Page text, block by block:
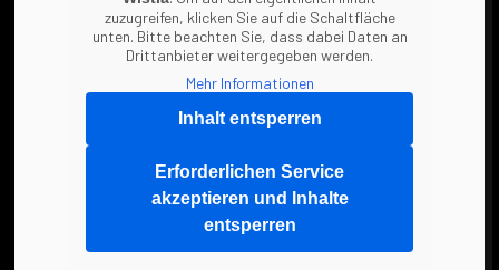
zuzugreifen, klicken Sie auf die Schaltfläche
unten. Bitte beachten Sie, dass dabei Daten an
Drittanbieter weitergegeben werden.
Mehr Informationen
Inhalt entsperren
Erforderlichen Service
akzeptieren und Inhalte
entsperren